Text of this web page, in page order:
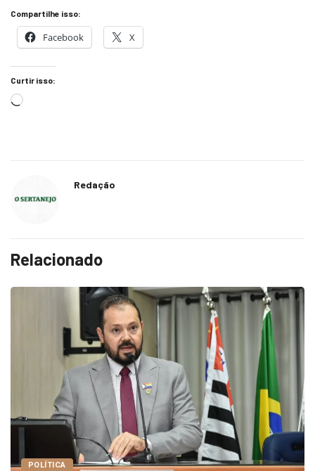
Compartilhe isso:
Facebook X
Curtir isso:
Redação
Relacionado